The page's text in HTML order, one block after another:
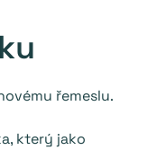
řemeslu.
který jako